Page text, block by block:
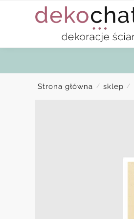
Strona główna / sklep /